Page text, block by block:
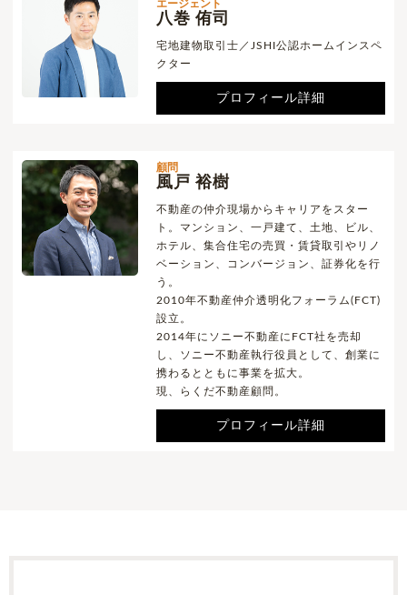
エージェント
八巻 侑司
宅地建物取引士／JSHI公認ホームインスペ
クター
プロフィール詳細
顧問
風戸 裕樹
不動産の仲介現場からキャリアをスター
ト。マンション、一戸建て、土地、ビル、
ホテル、集合住宅の売買・賃貸取引やリノ
ベーション、コンバージョン、証券化を行
う。
2010年不動産仲介透明化フォーラム(FCT)
設立。
2014年にソニー不動産にFCT社を売却
し、ソニー不動産執行役員として、創業に
携わるとともに事業を拡大。
現、らくだ不動産顧問。
プロフィール詳細